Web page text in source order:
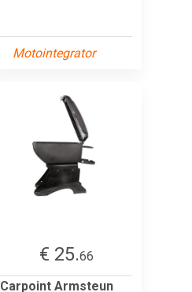
Motointegrator
€ 25.66
Carpoint Armsteun